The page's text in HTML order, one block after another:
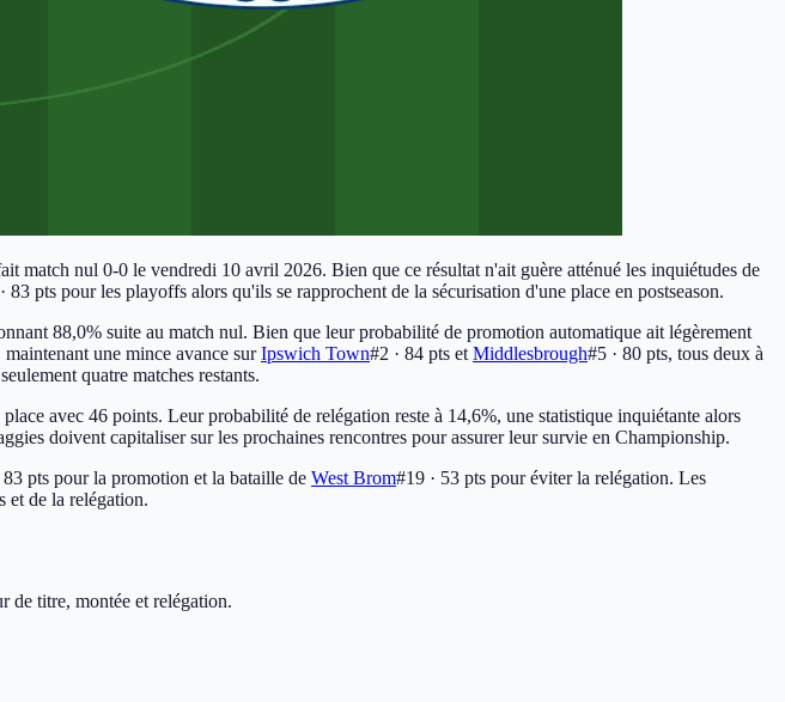
match nul 0-0 le vendredi 10 avril 2026. Bien que ce résultat n'ait guère atténué les inquiétudes de
83 pts pour les playoffs alors qu'ils se rapprochent de la sécurisation d'une place en postseason.
88,0% suite au match nul. Bien que leur probabilité de promotion automatique ait légèrement
une mince avance surIpswich Town#2 · 84 pts et Middlesbrough#5 · 80 pts, tous deux à
quatre matches restants.
avec 46 points. Leur probabilité de relégation reste à 14,6%, une statistique inquiétante alors
doivent capitaliser sur les prochaines rencontres pour assurer leur survie en Championship.
83 pts pour la promotion et la bataille de West Brom#19 · 53 pts pour éviter la relégation. Les
et de la relégation.
de titre, montée et relégation.